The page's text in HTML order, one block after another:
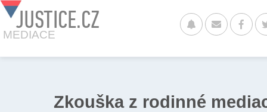
JUSTICE.CZ
MEDIACE
Zkouška z rodinné